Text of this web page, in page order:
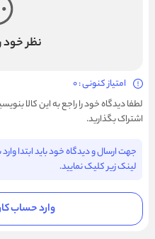
نظر خود
امتیاز کنونی : 0
لطفا دیدگاه خود را راجع به این کالا
اشتراک بگذارید.
جهت ارسال و دیدگاه خود باید ابتدا
لینک زیر کلیک نمایید.
وارد حساب